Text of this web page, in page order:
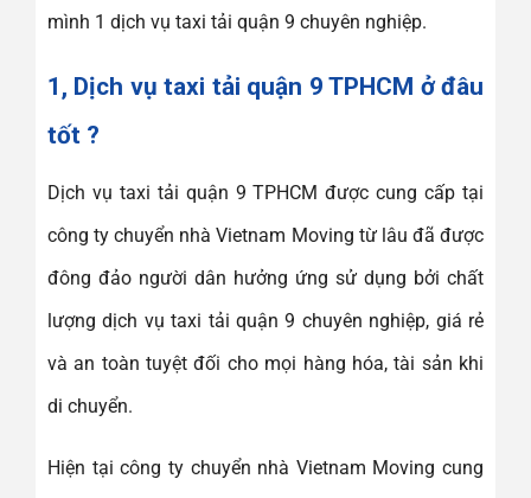
mình 1 dịch vụ taxi tải quận 9 chuyên nghiệp.
1, Dịch vụ taxi tải quận 9 TPHCM ở đâu
tốt ?
Dịch vụ taxi tải quận 9 TPHCM được cung cấp tại
công ty chuyển nhà Vietnam Moving từ lâu đã được
đông đảo người dân hưởng ứng sử dụng bởi chất
lượng dịch vụ taxi tải quận 9 chuyên nghiệp, giá rẻ
và an toàn tuyệt đối cho mọi hàng hóa, tài sản khi
di chuyển.
Hiện tại công ty chuyển nhà Vietnam Moving cung